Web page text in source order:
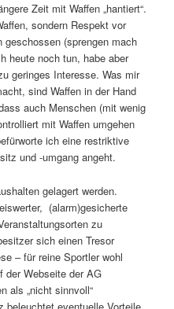
Zeit mit Waffen „hantiert“.
sondern Respekt vor
geschossen (sprengen mach
heute noch tun, habe aber
geringes Interesse. Was mir
sind Waffen in der Hand
auch Menschen (mit wenig
mit Waffen umgehen
ich eine restriktive
und -umgang angeht.
gelagert werden.
(alarm)gesicherte
zu
sich einen Tresor
– für reine Sportler wohl
der Webseite der AG
als „nicht sinnvoll“
beleuchtet eventuelle Vorteile,